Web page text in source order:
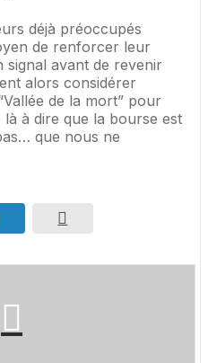
déjà préoccupés
de renforcer leur
signal avant de revenir
alors considérer
de la mort” pour
à dire que la bourse est
que nous ne